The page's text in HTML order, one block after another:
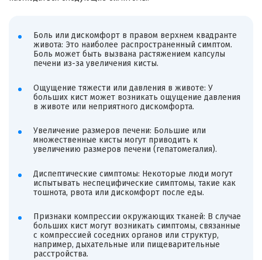
Боль или дискомфорт в правом верхнем квадранте
живота: Это наиболее распространенный симптом.
Боль может быть вызвана растяжением капсулы
печени из-за увеличения кисты.
Ощущение тяжести или давления в животе: У
больших кист может возникать ощущение давления
в животе или неприятного дискомфорта.
Увеличение размеров печени: Большие или
множественные кисты могут приводить к
увеличению размеров печени (гепатомегалия).
Диспептические симптомы: Некоторые люди могут
испытывать неспецифические симптомы, такие как
тошнота, рвота или дискомфорт после еды.
Признаки компрессии окружающих тканей: В случае
больших кист могут возникать симптомы, связанные
с компрессией соседних органов или структур,
например, дыхательные или пищеварительные
расстройства.